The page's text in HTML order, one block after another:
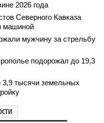
2026 года
Северного Кавказа
машиной
мужчину за стрельбу
подорожал до 19,3
3,9 тысячи земельных